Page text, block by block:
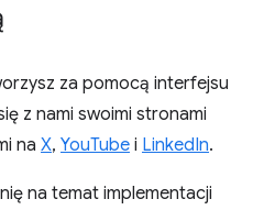
za pomocą interfejsu
z nami swoimi stronami
na X, YouTube i LinkedIn.
na temat implementacji